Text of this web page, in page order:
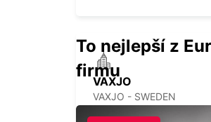
VAXJO
VAXJO - SWEDEN
To nejlepší z
firmu